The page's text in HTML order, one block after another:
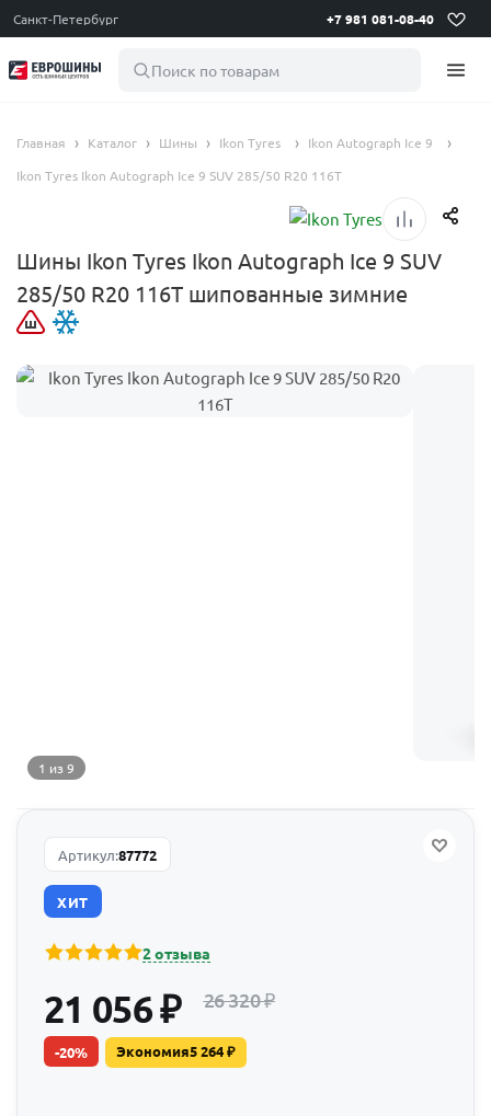
Санкт-Петербург +7 981 081-08-40
Поиск по товарам
Главная Каталог Шины Ikon Tyres
Ikon Autograph Ice 9
Ikon Tyres Ikon Autograph Ice 9 SUV 285/50 R20 116T
Шины Ikon Tyres Ikon Autograph Ice 9 SUV
285/50 R20 116T шипованные зимние
1 из 9
Артикул:87772
ХИТ
2 отзыва
21 056₽ 26 320₽
-20% Экономия5 264₽